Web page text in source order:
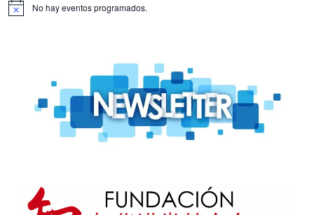
Aviso No hay eventos programados.